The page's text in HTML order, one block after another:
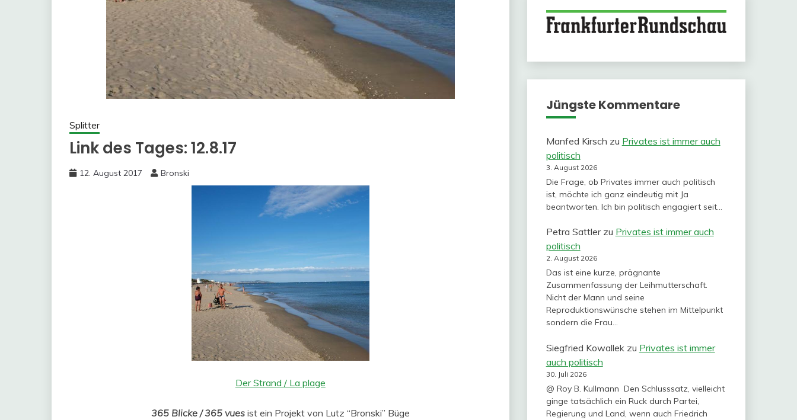
Splitter
Link des Tages: 12.8.17
12. August 2017 Bronski
Der Strand / La plage
365 Blicke / 365 vuesist ein Projekt von Lutz “Bronski” Büge
Jüngste Kommentare
Manfed Kirsch zu Privates ist immer auch
politisch
3. August 2026
Die Frage, ob Privates immer auch politisch
ist, möchte ich ganz eindeutig mit Ja
beantworten. Ich bin politisch engagiert seit…
Petra Sattlerzu Privates ist immer auch
politisch
2. August 2026
Das ist eine kurze, prägnante
Zusammenfassung der Leihmutterschaft.
Nicht der Mann und seine
Reproduktionswünsche stehen im Mittelpunkt
sondern die Frau…
Siegfried Kowallekzu Privates ist immer
auch politisch
30. Juli 2026
@ Roy B. Kullmann Den Schlusssatz, vielleicht
ginge tatsächlich ein Ruck durch Partei,
Regierung und Land, wenn auch Friedrich